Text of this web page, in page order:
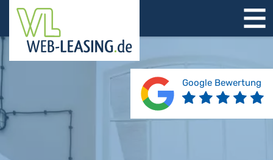
STARTSEITE
ÜBER UNS
PRODUKTE
REFERENZEN
BERATUNG
JOBS
KONTAKT
Google Bewertung